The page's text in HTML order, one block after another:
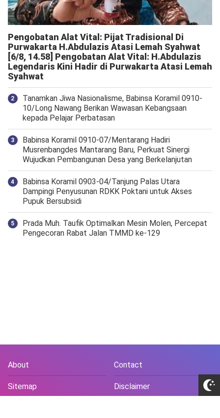
Pengobatan Alat Vital: Pijat Tradisional Di
Purwakarta H.Abdulazis Atasi Lemah Syahwat
[6/8, 14.58] Pengobatan Alat Vital: H.Abdulazis
Legendaris Kini Hadir di Purwakarta Atasi Lemah
Syahwat
Tanamkan Jiwa Nasionalisme, Babinsa Koramil 0910-
10/Long Nawang Berikan Wawasan Kebangsaan
kepada Pelajar Perbatasan
Babinsa Koramil 0910-07/Mentarang Hadiri
Musrenbangdes Mantarang Baru, Perkuat Sinergi
Wujudkan Pembangunan Desa yang Berkelanjutan
‎Babinsa Koramil 0903-04/Tanjung Palas Utara
Dampingi Penyusunan RDKK Poktani untuk Akses
Pupuk Bersubsidi
Prada Muh. Taufik Optimalkan Mesin Molen, Percepat
Pengecoran Rabat Jalan TMMD ke-129
About Contact
Sitemap Disclaimer